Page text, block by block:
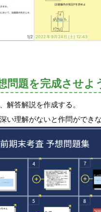
問題を完成させよ
解答解説を作成する。
い理解がないと作問ができ